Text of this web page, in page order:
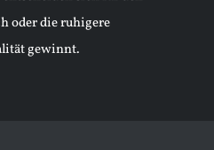
oder die ruhigere
gewinnt.